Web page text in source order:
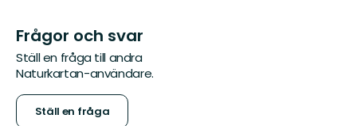
Frågor och svar
Ställ en fråga till andra
Naturkartan-användare.
Ställ en fråga